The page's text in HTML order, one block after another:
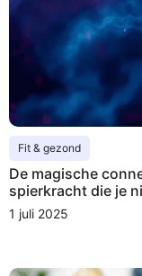
Fit & gezond
De magische
spierkracht die je
1 juli 2025